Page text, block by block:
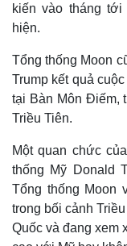
kiến vào tháng
hiện.
Tổng thống Moon
Trump kết quả
tại Bàn Môn Điếm,
Triều Tiên.
Một quan chức
thống Mỹ Donald
Tổng thống Moon
trong bối cảnh
Quốc và đang xem